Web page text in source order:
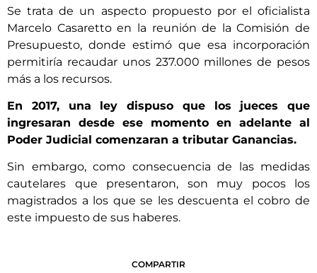
Se trata de un aspecto propuesto por el oficialista
Marcelo Casaretto en la reunión de la Comisión de
Presupuesto, donde estimó que esa incorporación
permitiría recaudar unos 237.000 millones de pesos
más a los recursos.
En 2017, una ley dispuso que los jueces que
ingresaran desde ese momento en adelante al
Poder Judicial comenzaran a tributar Ganancias.
Sin embargo, como consecuencia de las medidas
cautelares que presentaron, son muy pocos los
magistrados a los que se les descuenta el cobro de
este impuesto de sus haberes.
COMPARTIR